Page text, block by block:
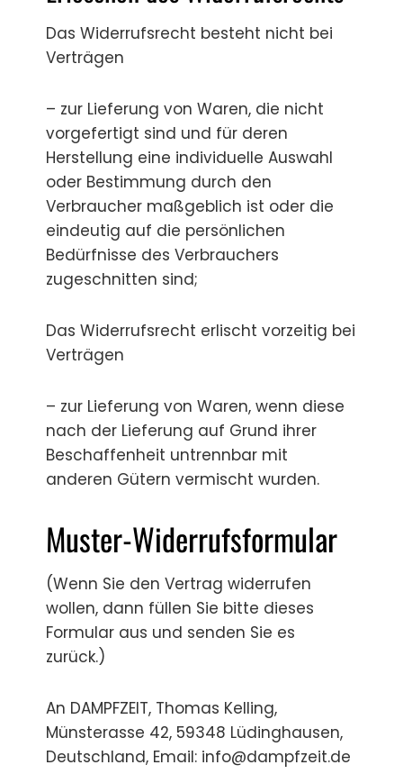
Das Widerrufsrecht besteht nicht bei
Verträgen
– zur Lieferung von Waren, die nicht
vorgefertigt sind und für deren
Herstellung eine individuelle Auswahl
oder Bestimmung durch den
Verbraucher maßgeblich ist oder die
eindeutig auf die persönlichen
Bedürfnisse des Verbrauchers
zugeschnitten sind;
Das Widerrufsrecht erlischt vorzeitig bei
Verträgen
– zur Lieferung von Waren, wenn diese
nach der Lieferung auf Grund ihrer
Beschaffenheit untrennbar mit
anderen Gütern vermischt wurden.
Muster-Widerrufsformular
(Wenn Sie den Vertrag widerrufen
wollen, dann füllen Sie bitte dieses
Formular aus und senden Sie es
zurück.)
An DAMPFZEIT, Thomas Kelling,
Münsterasse 42, 59348 Lüdinghausen,
Deutschland, Email: info@dampfzeit.de